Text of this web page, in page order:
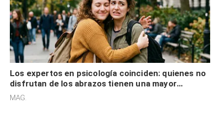
Los expertos en psicología coinciden: quienes no
disfrutan de los abrazos tienen una mayor
sensibilidad a los estímulos físicos y no es por
MAG.